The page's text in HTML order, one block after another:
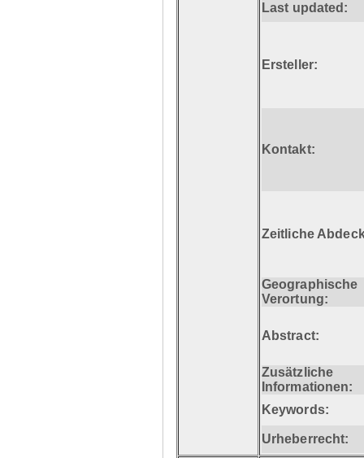
Last updated:
Ersteller:
Kontakt:
Zeitliche
Geographische
Verortung:
Abstract:
Zusätzliche
Informationen:
Keywords:
Urheberrecht: